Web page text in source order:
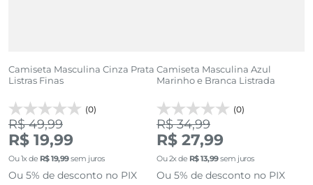
Camiseta Masculina Cinza Prata
Listras Finas
(0)
R$ 49,99
R$ 19,99
Ou1x de R$19,99sem juros
Ou 5% de desconto no PIX
Camiseta Masculina Azul
Marinho e Branca Listrada
(0)
R$ 34,99
R$ 27,99
Ou2x de R$13,99sem juros
Ou 5% de desconto no PIX